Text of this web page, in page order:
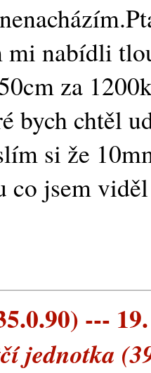
mi nabídli
za
bych chtěl
si že
jsem
---
jednotka